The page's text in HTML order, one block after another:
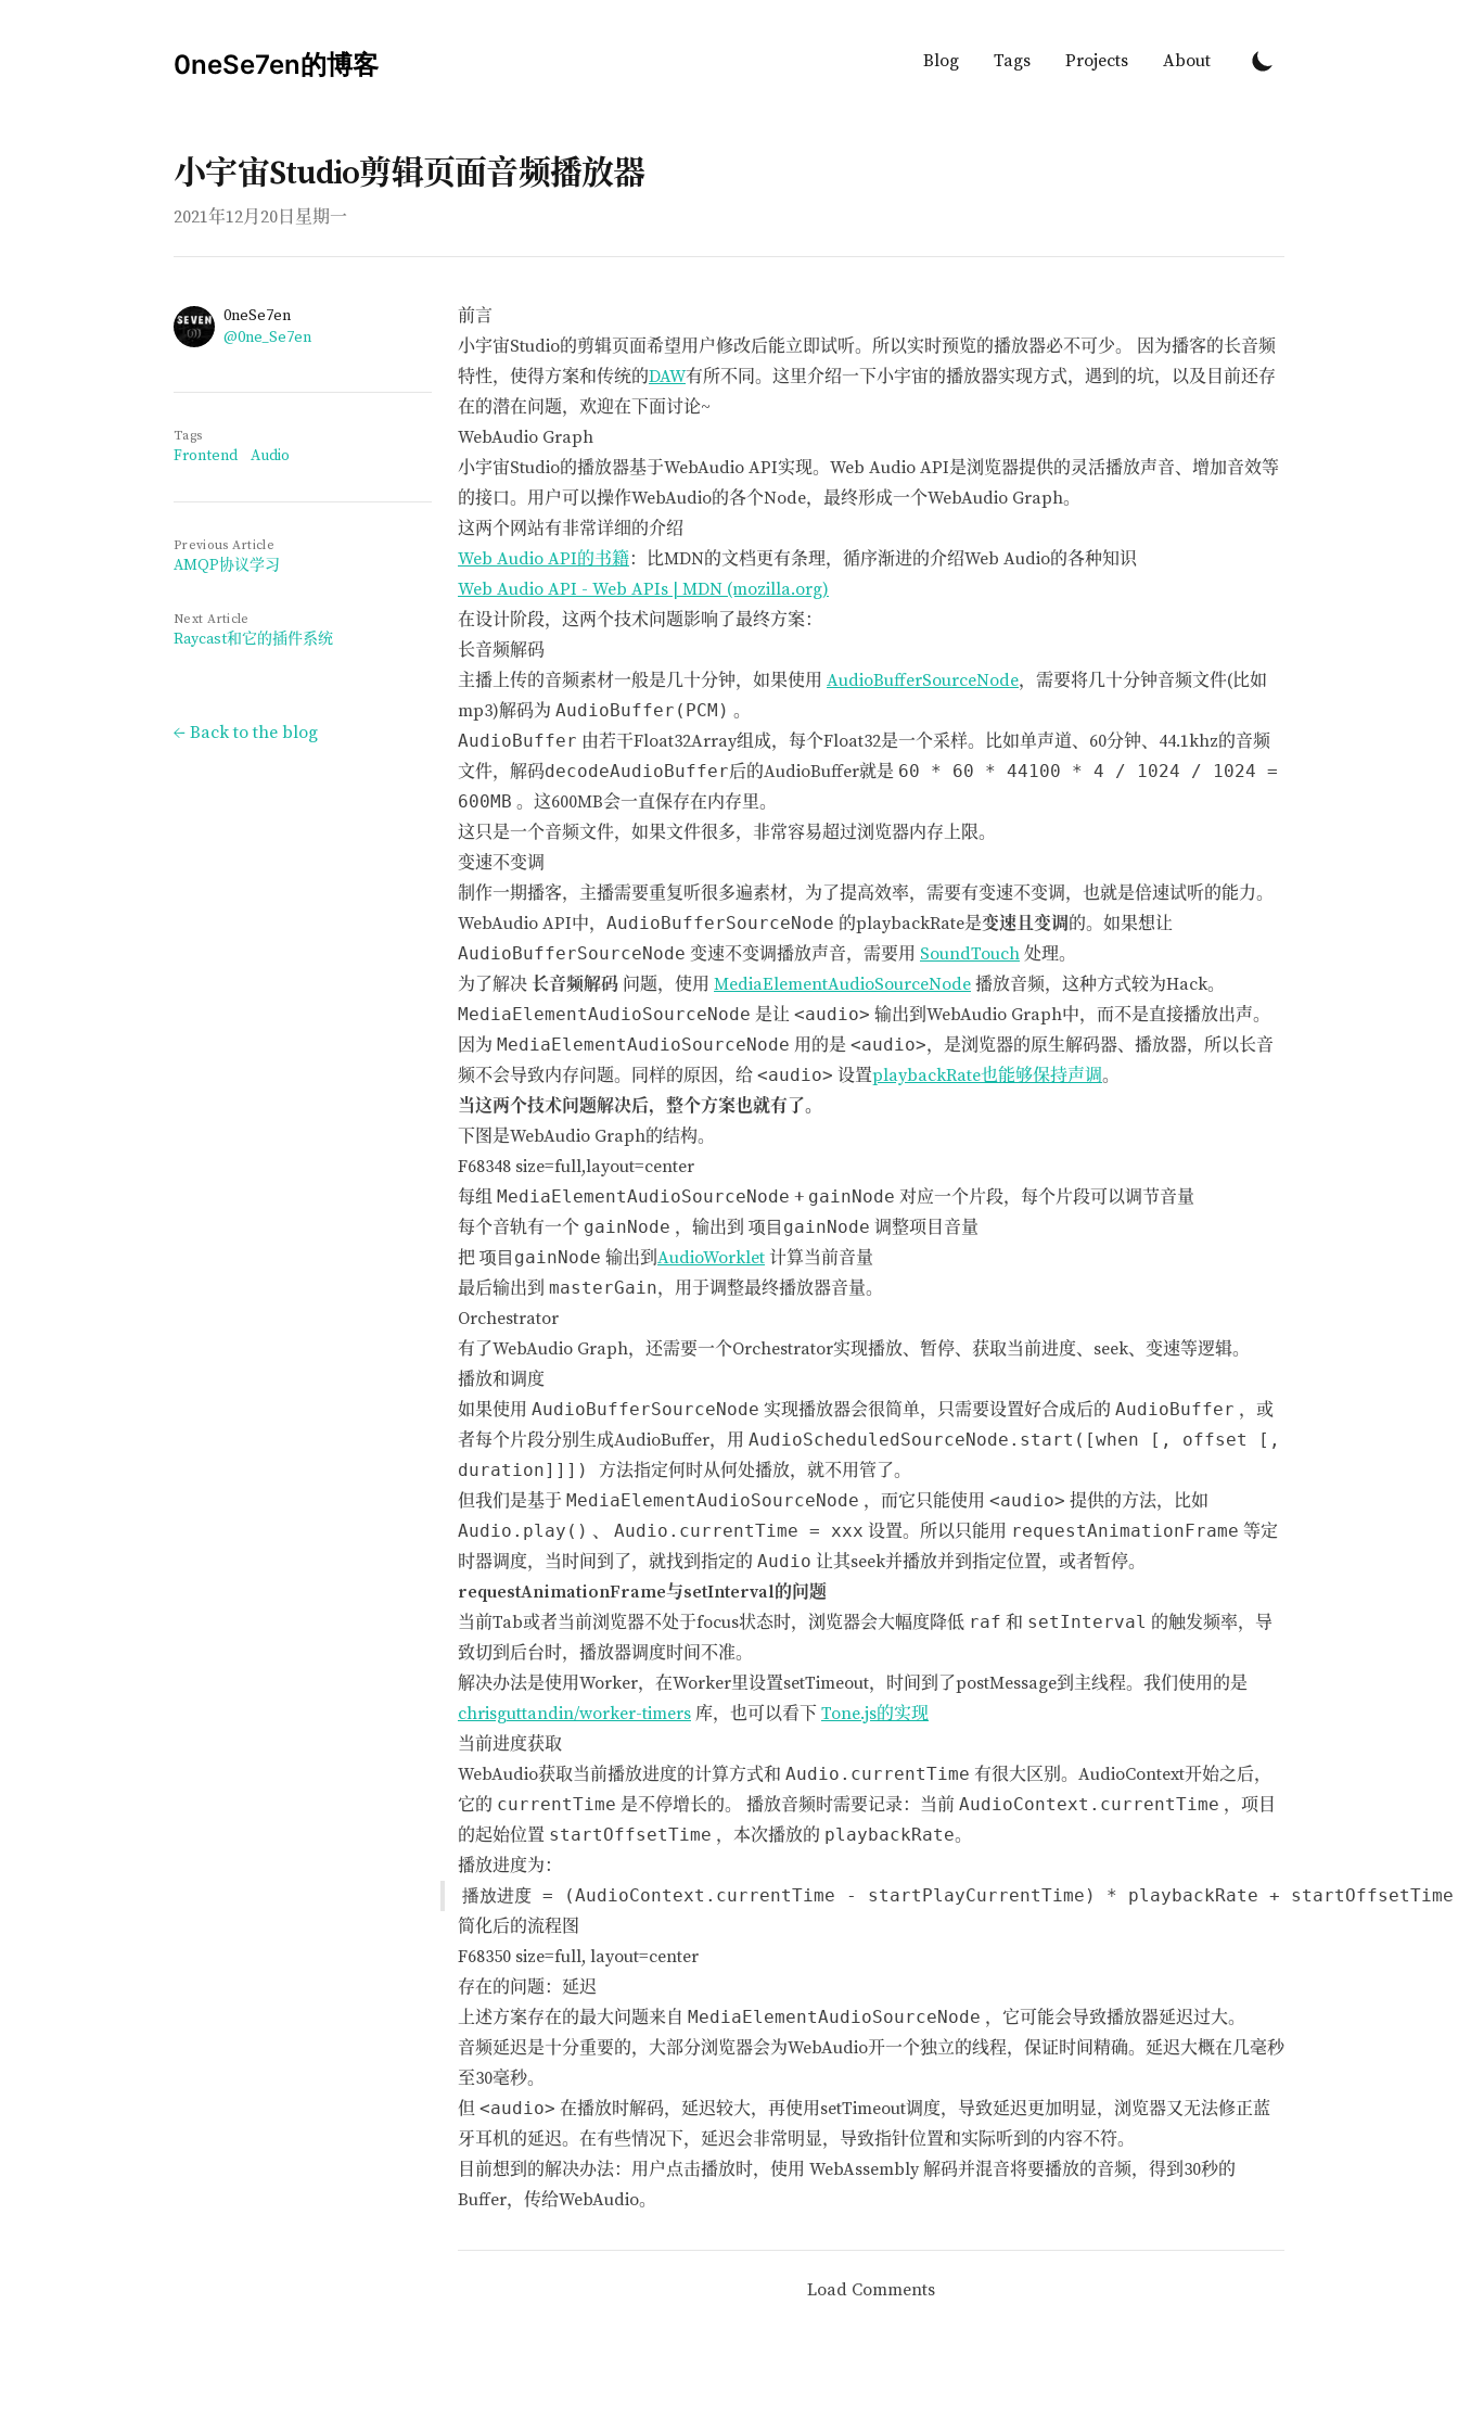
0neSe7en的博客 Blog Tags Projects About
小宇宙Studio剪辑页面音频播放器
Published on
2021年12月20日星期一
AuthorsName
0neSe7en
Twitter
@0ne_Se7en
前言
小宇宙Studio的剪辑页面希望用户修改后能立即试听。所以实时预览的播放器必不可少。 因为播客的长音频
特性，使得方案和传统的DAW有所不同。这里介绍一下小宇宙的播放器实现方式，遇到的坑，以及目前还存
在的潜在问题，欢迎在下面讨论~
WebAudio Graph
小宇宙Studio的播放器基于WebAudio API实现。Web Audio API是浏览器提供的灵活播放声音、增加音效等
的接口。用户可以操作WebAudio的各个Node，最终形成一个WebAudio Graph。
这两个网站有非常详细的介绍
Web Audio API的书籍：比MDN的文档更有条理，循序渐进的介绍Web Audio的各种知识
Web Audio API - Web APIs | MDN (mozilla.org)
在设计阶段，这两个技术问题影响了最终方案：
长音频解码
主播上传的音频素材一般是几十分钟，如果使用 AudioBufferSourceNode，需要将几十分钟音频文件(比如
mp3)解码为 AudioBuffer(PCM) 。
AudioBuffer 由若干Float32Array组成，每个Float32是一个采样。比如单声道、60分钟、44.1khz的音频
文件，解码decodeAudioBuffer后的AudioBuffer就是 60 * 60 * 44100 * 4 / 1024 / 1024 =
600MB 。这600MB会一直保存在内存里。
这只是一个音频文件，如果文件很多，非常容易超过浏览器内存上限。
变速不变调
制作一期播客，主播需要重复听很多遍素材，为了提高效率，需要有变速不变调，也就是倍速试听的能力。
WebAudio API中， AudioBufferSourceNode 的playbackRate是变速且变调的。如果想让
AudioBufferSourceNode 变速不变调播放声音，需要用 SoundTouch 处理。
为了解决 长音频解码 问题，使用 MediaElementAudioSourceNode 播放音频，这种方式较为Hack。
MediaElementAudioSourceNode 是让 <audio> 输出到WebAudio Graph中，而不是直接播放出声。
因为 MediaElementAudioSourceNode 用的是 <audio>，是浏览器的原生解码器、播放器，所以长音
频不会导致内存问题。同样的原因，给 <audio> 设置playbackRate也能够保持声调。
当这两个技术问题解决后，整个方案也就有了。
下图是WebAudio Graph的结构。
F68348 size=full,layout=center
每组 MediaElementAudioSourceNode + gainNode 对应一个片段，每个片段可以调节音量
每个音轨有一个 gainNode ，输出到 项目gainNode 调整项目音量
把 项目gainNode 输出到AudioWorklet 计算当前音量
最后输出到 masterGain，用于调整最终播放器音量。
Orchestrator
有了WebAudio Graph，还需要一个Orchestrator实现播放、暂停、获取当前进度、seek、变速等逻辑。
播放和调度
如果使用 AudioBufferSourceNode 实现播放器会很简单，只需要设置好合成后的 AudioBuffer ，或
者每个片段分别生成AudioBuffer，用 AudioScheduledSourceNode.start([when [, offset [,
duration]]]) 方法指定何时从何处播放，就不用管了。
但我们是基于 MediaElementAudioSourceNode ，而它只能使用 <audio> 提供的方法，比如
Audio.play() 、 Audio.currentTime = xxx 设置。所以只能用 requestAnimationFrame 等定
时器调度，当时间到了，就找到指定的 Audio 让其seek并播放并到指定位置，或者暂停。
requestAnimationFrame与setInterval的问题
当前Tab或者当前浏览器不处于focus状态时，浏览器会大幅度降低 raf 和 setInterval 的触发频率，导
致切到后台时，播放器调度时间不准。
解决办法是使用Worker，在Worker里设置setTimeout，时间到了postMessage到主线程。我们使用的是
chrisguttandin/worker-timers 库，也可以看下 Tone.js的实现
当前进度获取
WebAudio获取当前播放进度的计算方式和 Audio.currentTime 有很大区别。AudioContext开始之后，
它的 currentTime 是不停增长的。 播放音频时需要记录：当前 AudioContext.currentTime ，项目
的起始位置 startOffsetTime ，本次播放的 playbackRate。
播放进度为：
简化后的流程图
F68350 size=full, layout=center
存在的问题：延迟
上述方案存在的最大问题来自 MediaElementAudioSourceNode ，它可能会导致播放器延迟过大。
音频延迟是十分重要的，大部分浏览器会为WebAudio开一个独立的线程，保证时间精确。延迟大概在几毫秒
至30毫秒。
但 <audio> 在播放时解码，延迟较大，再使用setTimeout调度，导致延迟更加明显，浏览器又无法修正蓝
牙耳机的延迟。在有些情况下，延迟会非常明显，导致指针位置和实际听到的内容不符。
目前想到的解决办法：用户点击播放时，使用 WebAssembly 解码并混音将要播放的音频，得到30秒的
Buffer，传给WebAudio。
Load Comments
Tags
Frontend Audio
Previous Article
AMQP协议学习
Next Article
Raycast和它的插件系统
← Back to the blog